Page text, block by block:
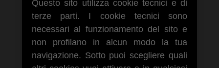
POSTAZIONI DI LAVORO
CARRELLI
SUPPORTI TABLET IPAD
SUPPORTI SOFFITTO
Questo sito utilizza cookie tecnici e di
terze parti. I cookie tecnici sono
necessari al funzionamento del sito e
non profilano in alcun modo la tua
navigazione. Sotto puoi scegliere quali